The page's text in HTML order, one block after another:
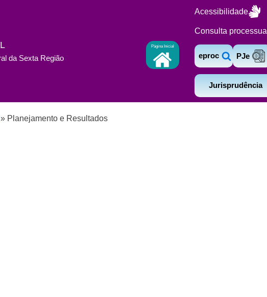
da Sexta Região
Página Inicial
Acessibilidade
Consulta processual
eproc PJe
Jurisprudência
» Planejamento e Resultados